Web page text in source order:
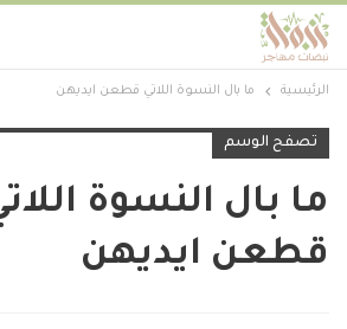
الرئيسية ما بال النسوة اللاتي قطعن ايديهن
تصفح الوسم
ما بال النسوة
قطعن ايديهن